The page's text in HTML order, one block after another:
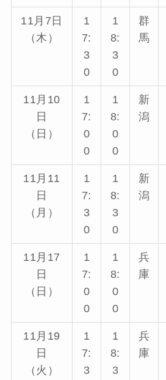
11月7日
（木）
1
7:
3
0
1
8:
3
0
群
馬
11月10
日
（日）
1
7:
0
0
1
8:
0
0
新
潟
11月11
日
（月）
1
7:
3
0
1
8:
3
0
新
潟
11月17
日
（日）
1
7:
0
0
1
8:
0
0
兵
庫
11月19
日
（火）
1
7:
3
1
8:
3
兵
庫